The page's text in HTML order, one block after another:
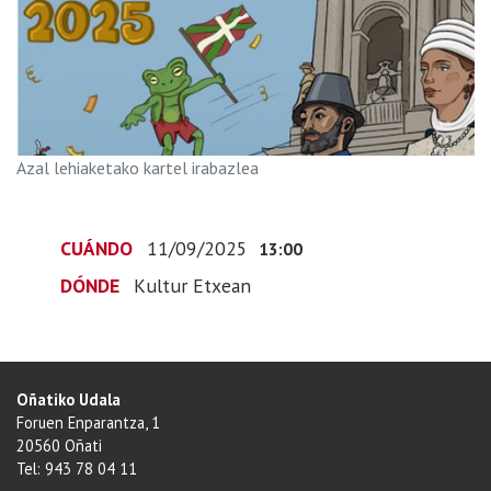
fiestas
2025
11T15:00:00+02:00
2025-
11T15:00:00+02:00
Azal lehiaketako kartel irabazlea
CUÁNDO 11/09/2025 13:00
DÓNDE Kultur Etxean
Oñatiko Udala
Foruen Enparantza, 1
20560 Oñati
Tel: 943 78 04 11